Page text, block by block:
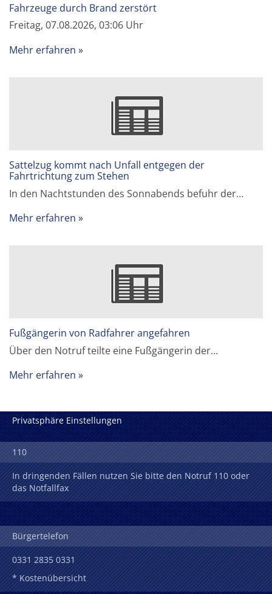
Fahrzeuge durch Brand zerstört
Freitag, 07.08.2026, 03:06 Uhr
Mehr erfahren
Sattelzug kommt nach Unfall entgegen der
Fahrtrichtung zum Stehen
In den Nachtstunden des Sonnabends befuhr der…
Mehr erfahren
Fußgängerin von Radfahrer angefahren
Über den Notruf teilte eine Fußgängerin der…
Mehr erfahren
Privatsphäre Einstellungen
110
In dringenden Fällen nutzen Sie bitte den Notruf 110 oder
das Notfallfax
Bürgertelefon
0331 2835 0331
* Kostenübersicht